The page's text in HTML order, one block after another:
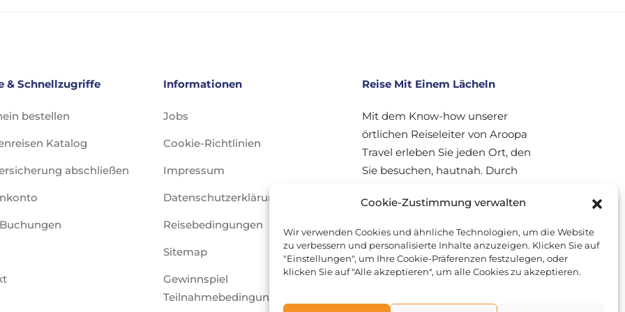
Cookie-Zustimmung verwalten
Wir verwenden Cookies und ähnliche Technologien, um die Website
zu verbessern und personalisierte Inhalte anzuzeigen. Klicken Sie auf
"Einstellungen", um Ihre Cookie-Präferenzen festzulegen, oder
klicken Sie auf "Alle akzeptieren", um alle Cookies zu akzeptieren.
& Schnellzugriffe
bestellen
Katalog
abschließen
Informationen
Jobs
Cookie-Richtlinien
Impressum
Datenschutzerklärung
Reisebedingungen
Sitemap
Gewinnspiel
Teilnahmebedingungen
Reise Mit Einem Lächeln
Mit dem Know-how unserer
örtlichen Reiseleiter von Aroopa
Travel erleben Sie jeden Ort, den
Sie besuchen, hautnah. Durch
lernen Sie andere Kulturen und